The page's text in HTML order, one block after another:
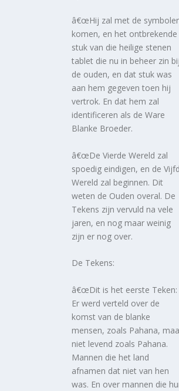
â€œHij zal met de
komen, en het ontbrekende
stuk van die heilige stenen
tablet die nu in beheer zin bij
de ouden, en dat stuk was
aan hem gegeven toen hij
vertrok. En dat hem zal
identificeren als de Ware
Blanke Broeder.
â€œDe Vierde Wereld zal
spoedig eindigen, en de
Wereld zal beginnen. Dit
weten de Ouden overal. De
Tekens zijn vervuld na vele
jaren, en nog maar weinig
zijn er nog over.
De Tekens:
â€œDit is het eerste Teken:
Er werd verteld over de
komst van de blanke
mensen, zoals Pahana,
niet levend zoals Pahana.
Mannen die het land
afnamen dat niet van hen
was. En over mannen die